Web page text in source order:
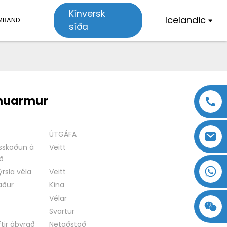
Kínversk
síða
Icelandic
Loading...
Loading...
ÚTGÁFA
á
Veitt
véla
Veitt
Kína
Vélar
Svartur
ábyrgð
Netaðstoð